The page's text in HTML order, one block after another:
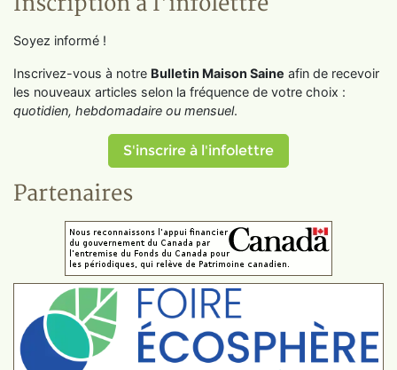
Soyez informé !
Inscrivez-vous à notre Bulletin Maison Saine afin de recevoir
les nouveaux articles selon la fréquence de votre choix :
quotidien, hebdomadaire ou mensuel.
S'inscrire à l'infolettre
Partenaires